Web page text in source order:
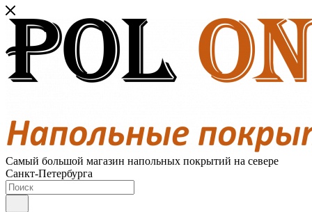
Самый большой магазин напольных покрытий на севере
Санкт-Петербурга